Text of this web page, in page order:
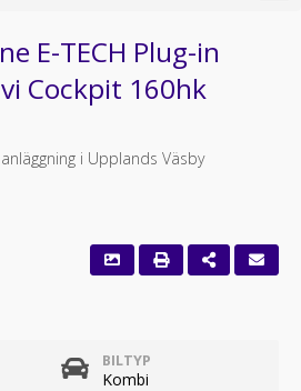
E-TECH Plug-in
Cockpit 160hk
i Upplands Väsby
BILTYP
Kombi